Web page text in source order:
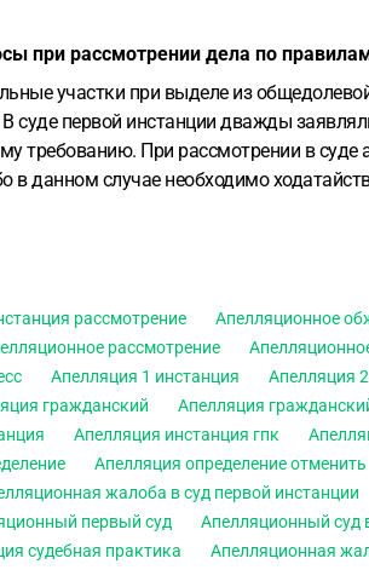
при рассмотрении дела по
участки при выделе из
В суде первой инстанции дважды
требованию. При рассмотрении в суде
в данном случае необходимо
рассмотрение Апелляционное
рассмотрение
Апелляция 1 инстанция Апелляция
гражданский Апелляция
Апелляция инстанция гпк
Апелляция определение отменить
жалоба в суд первой инстанции
первый суд Апелляционный суд
судебная практика Апелляционная